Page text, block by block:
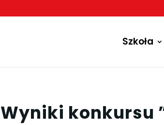
Szkoła
Wyniki konkursu